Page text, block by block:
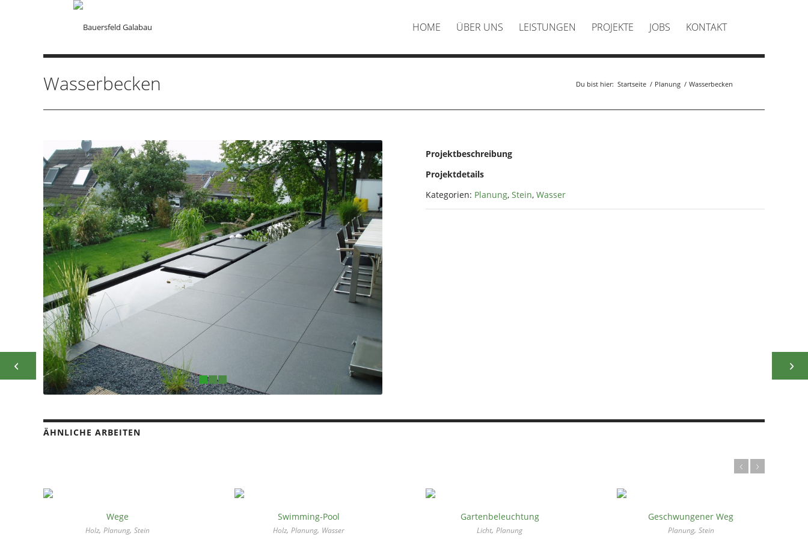
HOME ÜBER UNS LEISTUNGEN PROJEKTE JOBS KONTAKT
Wasserbecken Du bist hier: Startseite / Planung / Wasserbecken
Projektbeschreibung
Projektdetails
Kategorien: Planung, Stein, Wasser
ÄHNLICHE ARBEITEN
Wege
Holz, Planung, Stein
Swimming-Pool
Holz, Planung, Wasser
Gartenbeleuchtung
Licht, Planung
Geschwungener Weg
Planung, Stein
Wege